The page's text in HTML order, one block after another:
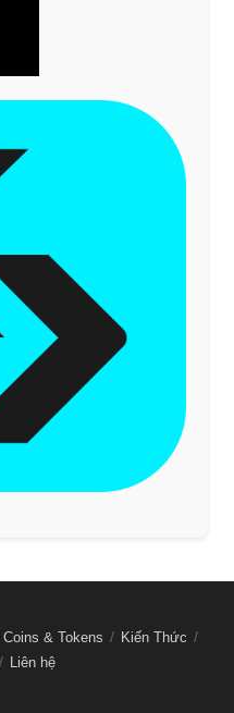
Coins & Tokens
Kiến Thức
Liên hệ